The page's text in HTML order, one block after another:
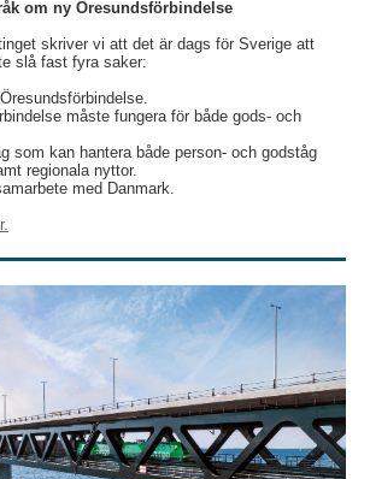
om ny Öresundsförbindelse
skriver vi att det är dags för Sverige att
slå fast fyra saker:
måste fungera för både gods- och
som kan hantera både person- och godståg
regionala nyttor.
med Danmark.